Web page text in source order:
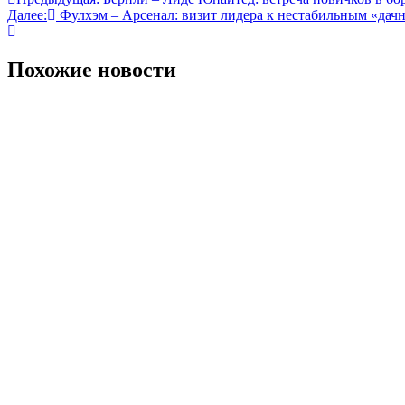
по
Далее:
Фулхэм – Арсенал: визит лидера к нестабильным
Похожие новости